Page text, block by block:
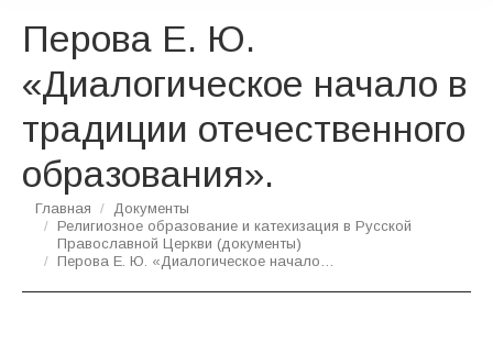
Перова Е. Ю.
«Диалогическое начало в
традиции отечественного
образования».
Вы здесь:
Главная
Документы
Религиозное образование и катехизация в Русской
Православной Церкви (документы)
Перова Е. Ю. «Диалогическое начало…